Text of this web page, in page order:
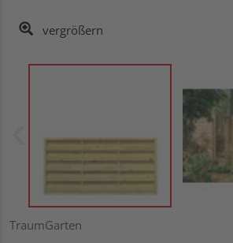
vergrößern
TraumGarten